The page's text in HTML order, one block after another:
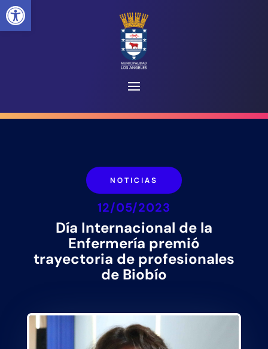
NOTICIAS
12/05/2023
Día Internacional de la
Enfermería premió
trayectoria de profesionales
de Biobío